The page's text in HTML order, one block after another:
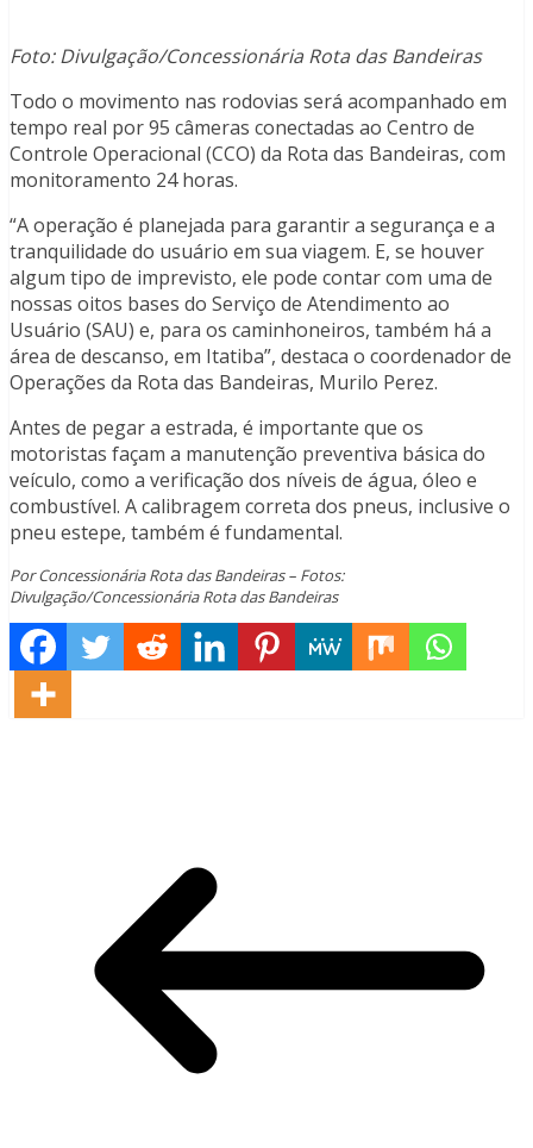
Foto: Divulgação/Concessionária Rota das Bandeiras
Todo o movimento nas rodovias será acompanhado em
tempo real por 95 câmeras conectadas ao Centro de
Controle Operacional (CCO) da Rota das Bandeiras, com
monitoramento 24 horas.
“A operação é planejada para garantir a segurança e a
tranquilidade do usuário em sua viagem. E, se houver
algum tipo de imprevisto, ele pode contar com uma de
nossas oitos bases do Serviço de Atendimento ao
Usuário (SAU) e, para os caminhoneiros, também há a
área de descanso, em Itatiba”, destaca o coordenador de
Operações da Rota das Bandeiras, Murilo Perez.
Antes de pegar a estrada, é importante que os
motoristas façam a manutenção preventiva básica do
veículo, como a verificação dos níveis de água, óleo e
combustível. A calibragem correta dos pneus, inclusive o
pneu estepe, também é fundamental.
Por Concessionária Rota das Bandeiras – Fotos:
Divulgação/Concessionária Rota das Bandeiras